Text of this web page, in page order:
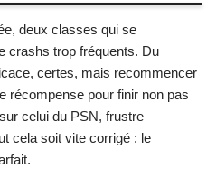
deux classes qui se
crashs trop fréquents. Du
certes, mais recommencer
récompense pour finir non pas
celui du PSN, frustre
cela soit vite corrigé : le